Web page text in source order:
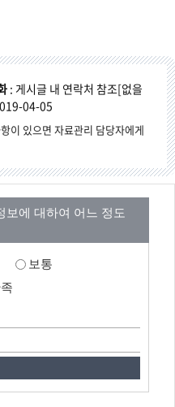
: 게시글 내 연락처 참조[없을
04-05
이 있으면 자료관리 담당자에게
보에 대하여 어느 정도
보통